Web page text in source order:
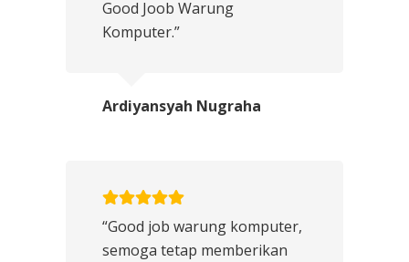
Good Joob Warung
Komputer.”
Ardiyansyah Nugraha
“Good job warung komputer,
semoga tetap memberikan